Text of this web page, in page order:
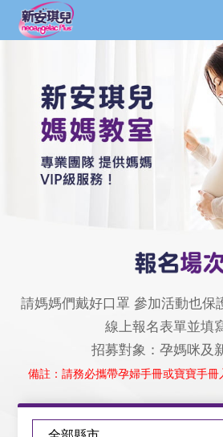
請媽媽們戴好口罩 參加活動也保
線上報名表單並填
招募對象：孕媽咪及
備註：請務必攜帶孕婦手冊或寶寶手